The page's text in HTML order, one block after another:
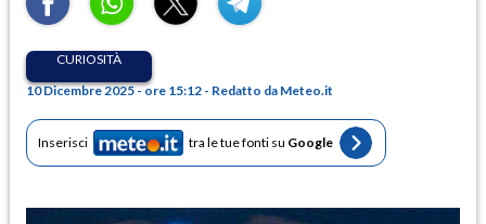
CURIOSITÀ
10 Dicembre 2025 - ore 15:12 - Redatto da Meteo.it
Inserisci tra le tue fonti su Google